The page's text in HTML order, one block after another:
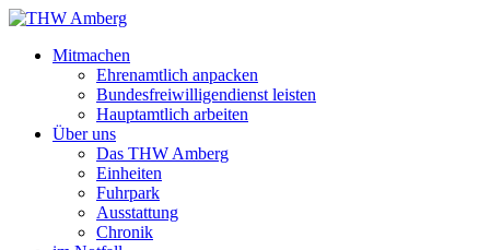
Mitmachen
Ehrenamtlich anpacken
Bundesfreiwilligendienst leisten
Hauptamtlich arbeiten
Über uns
Das THW Amberg
Einheiten
Fuhrpark
Ausstattung
Chronik